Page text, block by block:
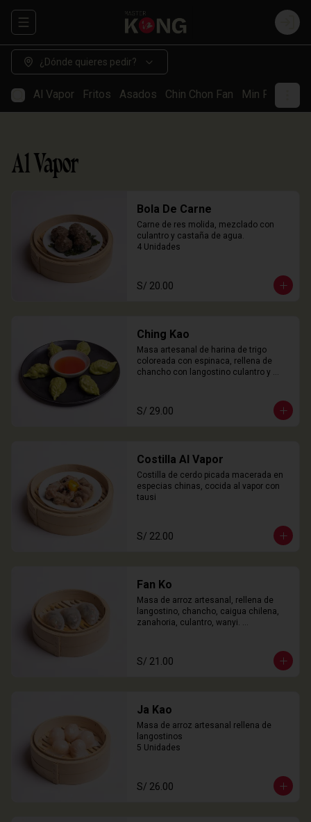
Abrir menu de navegación Login
¿Dónde quieres pedir?
Al Vapor Fritos Asados Chin Chon Fan Min Paos
Al Vapor
Bola De Carne
Carne de res molida, mezclado con
culantro y castaña de agua.
4 Unidades
S/ 20.00
Ching Kao
Masa artesanal de harina de trigo
coloreada con espinaca, rellena de
chancho con langostino culantro y
S/ 29.00
Costilla Al Vapor
Costilla de cerdo picada macerada en
especias chinas, cocida al vapor con
tausi
S/ 22.00
Fan Ko
Masa de arroz artesanal, rellena de
langostino, chancho, caigua chilena,
zanahoria, culantro, wanyi.
S/ 21.00
Ja Kao
Masa de arroz artesanal rellena de
langostinos
5 Unidades
S/ 26.00